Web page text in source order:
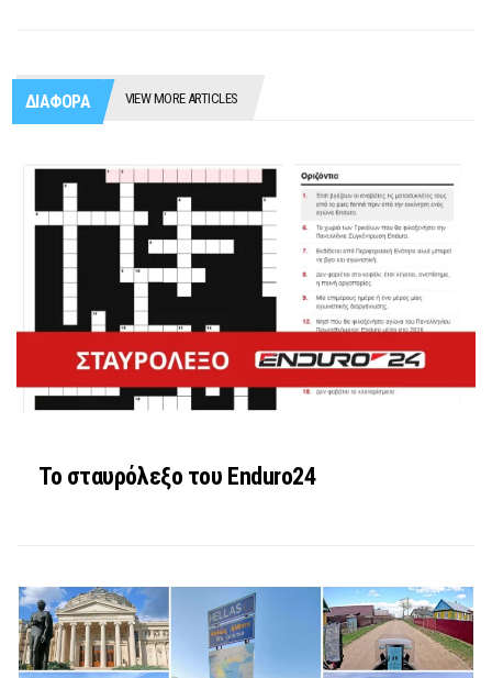
ΔΙΑΦΟΡΑ VIEW MORE ARTICLES
Το σταυρόλεξο του Enduro24